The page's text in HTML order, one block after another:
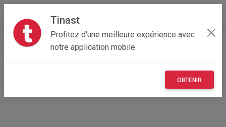
Tinast
Profitez d'une meilleure expérience avec
notre application mobile.
OBTENIR
Accueil Recherche
Auvergne-Rhône-Alpes